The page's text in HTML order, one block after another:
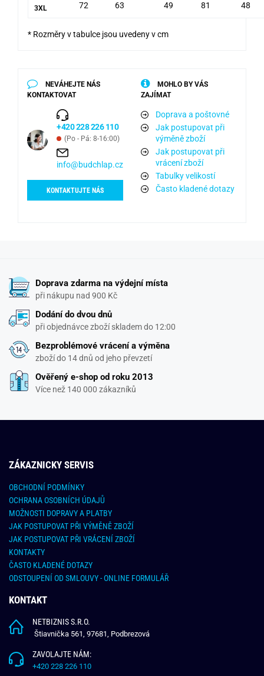
3XL 72 63 49 81 48
* Rozměry v tabulce jsou uvedeny v cm
NEVÁHEJTE NÁS
KONTAKTOVAT
+420 228 226 110
(Po - Pá: 8-16:00)
info@budchlap.cz
KONTAKTUJTE NÁS
MOHLO BY VÁS
ZAJÍMAT
Doprava a poštovné
Jak postupovat při
výměně zboží
Jak postupovat při
vrácení zboží
Tabulky velikostí
Často kladené dotazy
Doprava zdarma na výdejní místa
při nákupu nad 900 Kč
Dodání do dvou dnů
při objednávce zboží skladem do 12:00
Bezproblémové vrácení a výměna
zboží do 14 dnů od jeho převzetí
Ověřený e-shop od roku 2013
Více než 140 000 zákazníků
ZÁKAZNICKY SERVIS
OBCHODNÍ PODMÍNKY
OCHRANA OSOBNÍCH ÚDAJŮ
MOŽNOSTI DOPRAVY A PLATBY
JAK POSTUPOVAT PŘI VÝMĚNĚ ZBOŽÍ
JAK POSTUPOVAT PŘI VRÁCENÍ ZBOŽÍ
KONTAKTY
ČASTO KLADENÉ DOTAZY
ODSTOUPENÍ OD SMLOUVY - ONLINE FORMULÁŘ
KONTAKT
NETBIZNIS S.R.O.
Štiavnička 561, 97681, Podbrezová
ZAVOLAJTE NÁM:
+420 228 226 110